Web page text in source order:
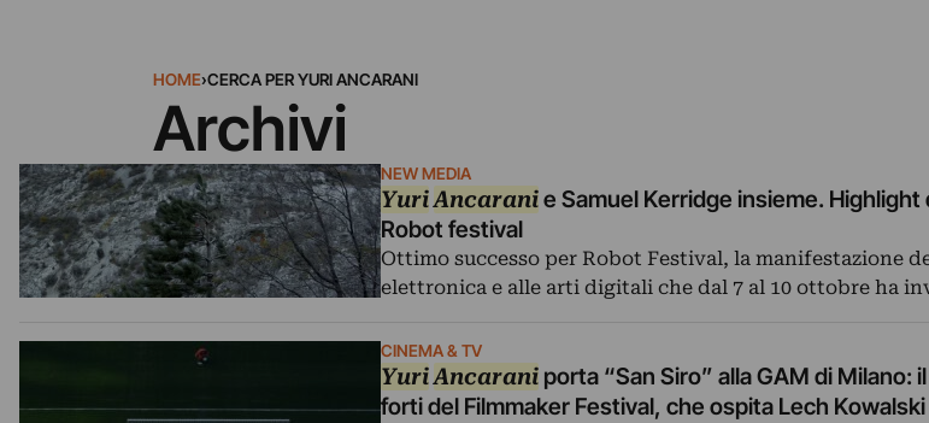
HOME›CERCA PER YURI ANCARANI
Archivi
NEW MEDIA
YuriAncaranie Samuel Kerridge insieme.
Robot festival
Ottimo successo per Robot Festival, la manifestazione
elettronica e alle arti digitali che dal 7 al 10 ottobre ha
CINEMA & TV
YuriAncarani porta “San Siro” alla GAM di Milano:
forti del Filmmaker Festival, che ospita Lech Kowalski